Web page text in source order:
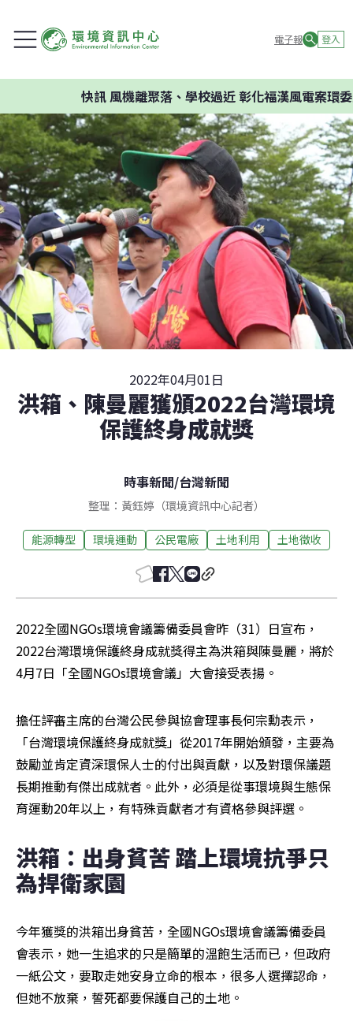
電子報 登入
風機離聚落、學校過近 彰化福漢風電案環委建議
2022年04月01日
洪箱、陳曼麗獲頒2022台灣環境
保護終身成就獎
時事新聞/台灣新聞
整理：黃鈺婷（環境資訊中心記者）
能源轉型 環境運動 公民電廠 土地利用 土地徵收
2022全國NGOs環境會議籌備委員會昨（31）日宣布，
2022台灣環境保護終身成就獎得主為洪箱與陳曼麗，將於
4月7日「全國NGOs環境會議」大會接受表揚。
擔任評審主席的台灣公民參與協會理事長何宗勳表示，
「台灣環境保護終身成就獎」從2017年開始頒發，主要為
鼓勵並肯定資深環保人士的付出與貢獻，以及對環保議題
長期推動有傑出成就者。此外，必須是從事環境與生態保
育運動20年以上，有特殊貢獻者才有資格參與評選。
洪箱：出身貧苦 踏上環境抗爭只
為捍衛家園
今年獲獎的洪箱出身貧苦，全國NGOs環境會議籌備委員
會表示，她一生追求的只是簡單的溫飽生活而已，但政府
一紙公文，要取走她安身立命的根本，很多人選擇認命，
但她不放棄，誓死都要保護自己的土地。